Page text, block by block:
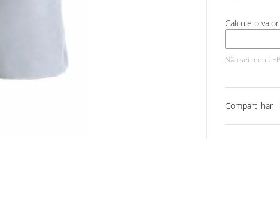
Não sei meu CEP
Compartilhar